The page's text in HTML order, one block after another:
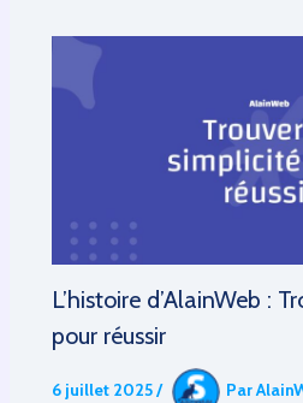
L’histoire d’AlainWeb :
pour réussir
6 juillet 2025/ Par